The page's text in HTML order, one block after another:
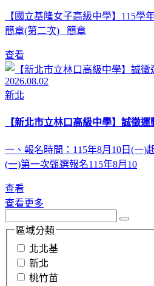
【國立基隆女子高級中學】115學
簡章(第二次) 簡章
查看
2026.08.02
新北
【新北市立林口高級中學】誠徵運
一、報名時間：115年8月10日(
(一)第一次甄選報名115年8月10
查看
查看更多
區域分類
北北基
新北
桃竹苗